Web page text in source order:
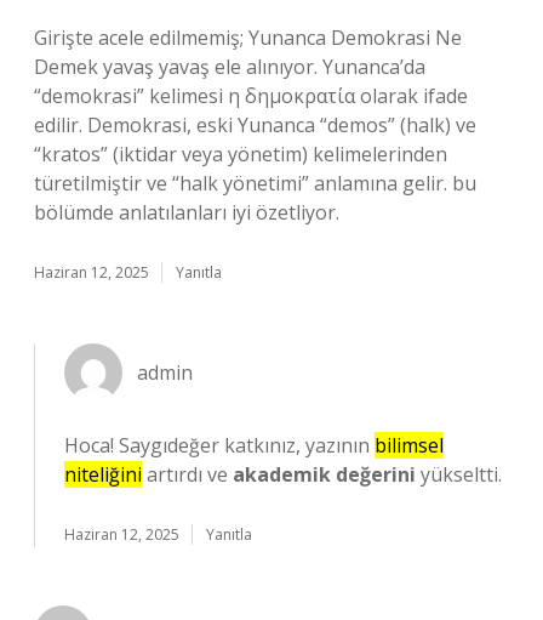
Girişte acele edilmemiş; Yunanca Demokrasi Ne
Demek yavaş yavaş ele alınıyor. Yunanca’da
“demokrasi” kelimesi η δημοκρατία olarak ifade
edilir. Demokrasi, eski Yunanca “demos” (halk) ve
“kratos” (iktidar veya yönetim) kelimelerinden
türetilmiştir ve “halk yönetimi” anlamına gelir. bu
bölümde anlatılanları iyi özetliyor.
Haziran 12, 2025 Yanıtla
admin
Hoca! Saygıdeğer katkınız, yazının bilimsel
niteliğini artırdı ve akademik değerini yükseltti.
Haziran 12, 2025 Yanıtla